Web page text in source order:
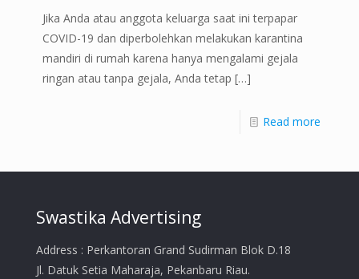
Jika Anda atau anggota keluarga saat ini terpapar
COVID-19 dan diperbolehkan melakukan karantina
mandiri di rumah karena hanya mengalami gejala
ringan atau tanpa gejala, Anda tetap […]
Read more
Swastika Advertising
Address : Perkantoran Grand Sudirman Blok D.18
Jl. Datuk Setia Maharaja, Pekanbaru Riau.